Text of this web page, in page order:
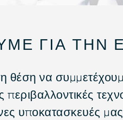
ΓΙΑ ΤΗΝ
θέση να
περιβαλλοντικές
υποκατασκευές